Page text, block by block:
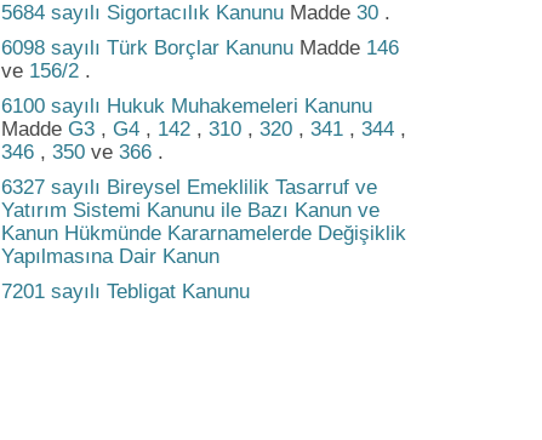
5684 sayılı Sigortacılık Kanunu Madde 30 .
6098 sayılı Türk Borçlar Kanunu Madde 146
ve 156/2 .
6100 sayılı Hukuk Muhakemeleri Kanunu
Madde G3 , G4 , 142 , 310 , 320 , 341 , 344 ,
346 , 350 ve 366 .
6327 sayılı Bireysel Emeklilik Tasarruf ve
Yatırım Sistemi Kanunu ile Bazı Kanun ve
Kanun Hükmünde Kararnamelerde Değişiklik
Yapılmasına Dair Kanun
7201 sayılı Tebligat Kanunu